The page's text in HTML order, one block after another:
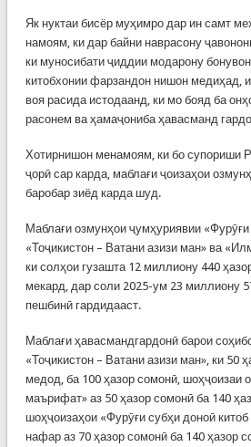
Як нуктаи бисёр муҳимро дар ин самт
намоям, ки дар байни наврасону
ки муносибати ҷиддии модарону
китобхонии фарзандон нишон медиҳад,
воя расида истодаанд, ки мо бояд ба
расонем ва ҳамаҷониба ҳавасманд
Хотирнишон менамоям, ки бо супориши
ҷорӣ сар карда, маблағи ҷоизаҳои
баробар зиёд карда шуд.
Маблағи озмунҳои ҷумҳуриявии «Фурӯғи
«Тоҷикистон – Ватани азизи ман» ва
ки солҳои гузашта 12 миллиону 440
мекард, дар соли 2025-ум 23 миллиону
пешбинӣ гардидааст.
Маблағи ҳавасмандгардонӣ барои
«Тоҷикистон – Ватани азизи ман», ки 50
медод, ба 100 ҳазор сомонӣ, шоҳҷоизаи
маърифат» аз 50 ҳазор сомонӣ ба 140
шоҳҷоизаҳои «Фурӯғи субҳи доноӣ китоб
нафар аз 70 ҳазор сомонӣ ба 140 ҳазор